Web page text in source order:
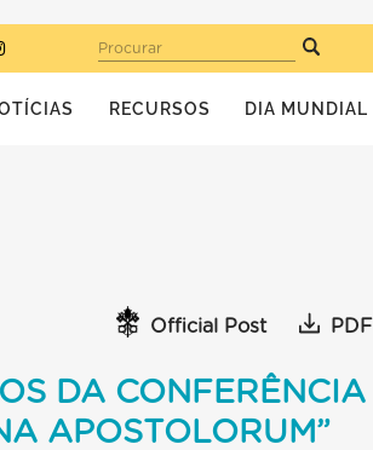
Procurar
RECURSOS DIA MUNDIAL
Official Post PDF
DA CONFERÊNCIA
APOSTOLORUM”